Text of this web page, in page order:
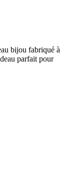
bijou fabriqué à
parfait pour